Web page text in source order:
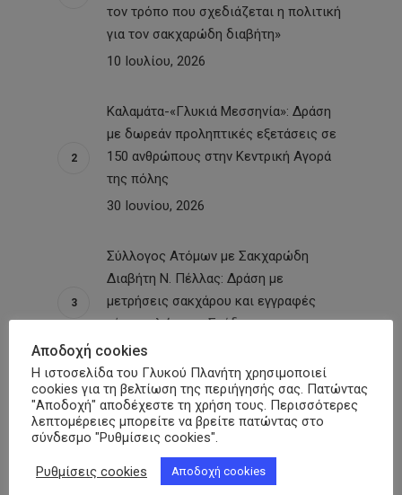
τον τρόπο που σχεδιάζεται η πολιτική
για τον σακχαρώδη διαβήτη»
10 Ιουλίου, 2026
Καλαμάτα-«Γλυκιά Μεσσηνία»: Δράση
με δωρεάν προληπτικές εξετάσεις σε
150 ανθρώπους στην Κεντρική Αγορά
της πόλης
30 Ιουνίου, 2026
Σύλλογος Ατόμων με Σακχαρώδη
Διαβήτη Ν. Πέλλας: Δράση με
μετρήσεις σακχάρου και εγγραφές
νέων μελών στη Σκύδρα
29 Ιουνίου, 2026
Ικαρία – «Γλυκιά Διάδραση»:
Παρακαταθήκη για τα ακριτικά νησιά η
επιστημονική ημερίδα για τον
Σακχαρώδη Διαβήτη υπό την αιγίδα
της ΠΟΣΣΑΣΔΙΑ
Αποδοχή cookies
Η ιστοσελίδα του Γλυκού Πλανήτη χρησιμοποιεί
cookies για τη βελτίωση της περιήγησής σας. Πατώντας
"Αποδοχή" αποδέχεστε τη χρήση τους. Περισσότερες
λεπτομέρειες μπορείτε να βρείτε πατώντας στο
σύνδεσμο "Ρυθμίσεις cookies".
Ρυθμίσεις cookies Αποδοχή cookies